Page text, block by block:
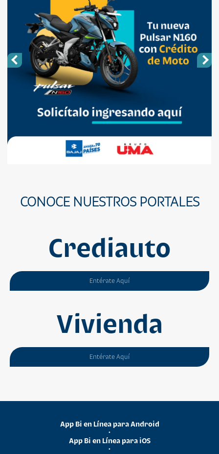
CONOCE NUESTROS PORTALES
Crediauto
Entérate Aquí
Vivienda
Entérate Aquí
App Bi en Línea para Android
•
App Bi en Línea para iOS
•